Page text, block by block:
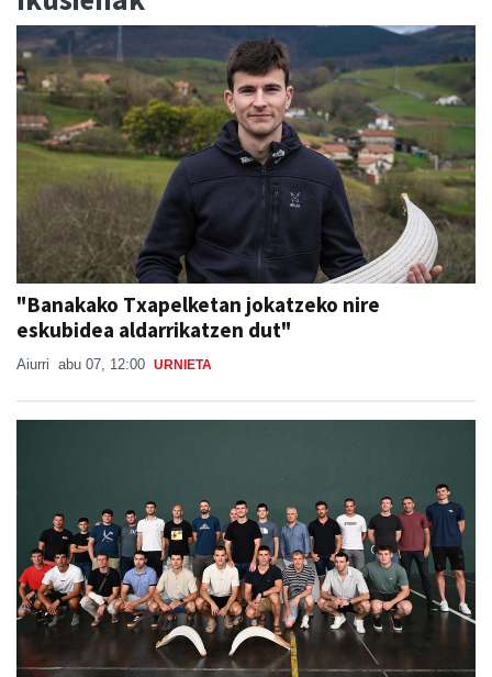
"Banakako Txapelketan jokatzeko nire
eskubidea aldarrikatzen dut"
Aiurri abu 07, 12:00 URNIETA